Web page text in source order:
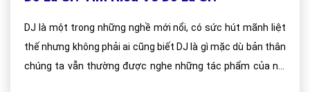
DJ là một trong những nghề mới nổi, có sức hút mãnh liệt
thế nhưng không phải ai cũng biết DJ là gì mặc dù bản thân
chúng ta vẫn thường được nghe những tác phẩm của nó,